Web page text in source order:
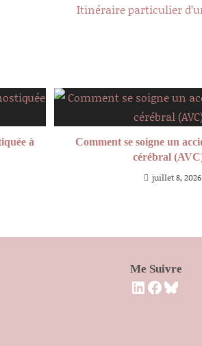
Itinéraire particulier
à
Comment se soigne un
cérébral
juillet 8, 2026
Me Suivre
LinkedIn
Facebook
Bluesky